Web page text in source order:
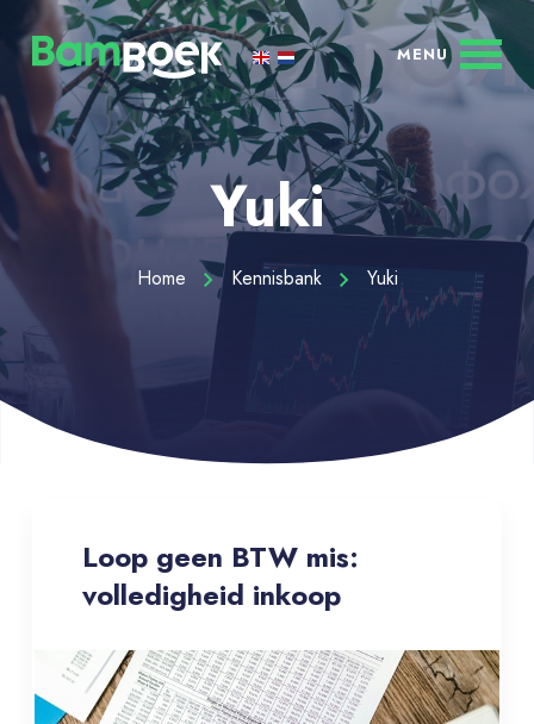
Yuki
Home Kennisbank Yuki
Loop geen BTW mis:
volledigheid inkoop